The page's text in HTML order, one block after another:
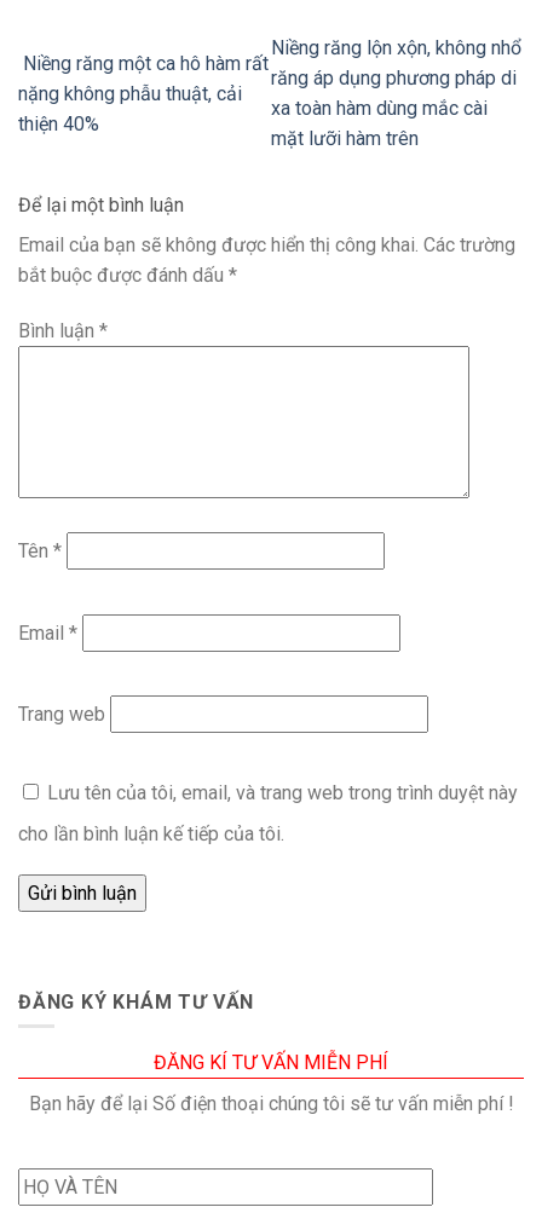
Niềng răng một ca hô hàm rất
nặng không phẫu thuật, cải
thiện 40%
Niềng răng lộn xộn, không nhổ
răng áp dụng phương pháp di
xa toàn hàm dùng mắc cài
mặt lưỡi hàm trên
Để lại một bình luận
Email của bạn sẽ không được hiển thị công khai. Các trường
bắt buộc được đánh dấu *
Bình luận *
Tên *
Email *
Trang web
Lưu tên của tôi, email, và trang web trong trình duyệt này
cho lần bình luận kế tiếp của tôi.
ĐĂNG KÝ KHÁM TƯ VẤN
ĐĂNG KÍ TƯ VẤN MIỄN PHÍ
Bạn hãy để lại Số điện thoại chúng tôi sẽ tư vấn miễn phí !